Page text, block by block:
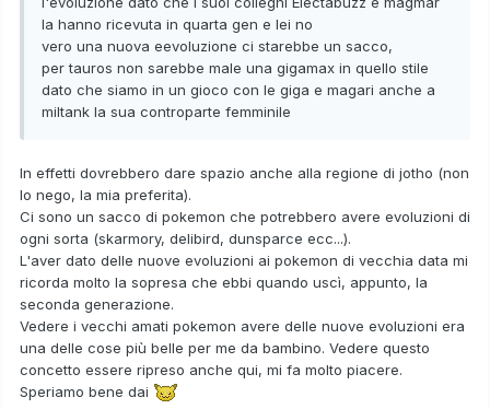
la hanno ricevuta in quarta gen e lei no
vero una nuova eevoluzione ci starebbe un sacco,
per tauros non sarebbe male una gigamax in quello stile
dato che siamo in un gioco con le giga e magari anche a
miltank la sua controparte femminile
In effetti dovrebbero dare spazio anche alla regione di jotho (non
lo nego, la mia preferita).
Ci sono un sacco di pokemon che potrebbero avere evoluzioni di
ogni sorta (skarmory, delibird, dunsparce ecc...).
L'aver dato delle nuove evoluzioni ai pokemon di vecchia data mi
ricorda molto la sopresa che ebbi quando uscì, appunto, la
seconda generazione.
Vedere i vecchi amati pokemon avere delle nuove evoluzioni era
una delle cose più belle per me da bambino. Vedere questo
concetto essere ripreso anche qui, mi fa molto piacere.
Speriamo bene dai